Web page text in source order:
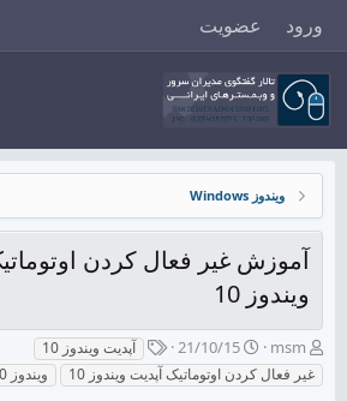
ورود عضویت
ویندوز Windows
آموزش غیر فعال کردن
ویندوز 10
ش
ر
و
msm
ت
ا
ر
21/10/15
ب
ر
چ
آپدیت ویندوز 10
غیر فعال کردن اوتوماتیک آپدیت ویندوز 10
ویندوز 10